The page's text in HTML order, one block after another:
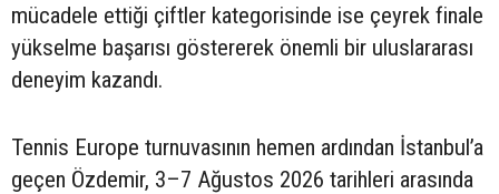
mücadele ettiği çiftler kategorisinde ise çeyrek finale
yükselme başarısı göstererek önemli bir uluslararası
deneyim kazandı.
Tennis Europe turnuvasının hemen ardından İstanbul’a
geçen Özdemir, 3–7 Ağustos 2026 tarihleri arasında